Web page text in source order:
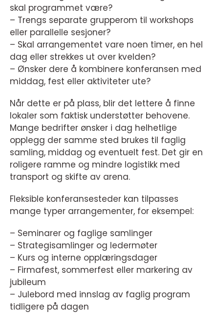
skal programmet være?
– Trengs separate grupperom til workshops
eller parallelle sesjoner?
– Skal arrangementet vare noen timer, en hel
dag eller strekkes ut over kvelden?
– Ønsker dere å kombinere konferansen med
middag, fest eller aktiviteter ute?
Når dette er på plass, blir det lettere å finne
lokaler som faktisk understøtter behovene.
Mange bedrifter ønsker i dag helhetlige
opplegg der samme sted brukes til faglig
samling, middag og eventuelt fest. Det gir en
roligere ramme og mindre logistikk med
transport og skifte av arena.
Fleksible konferansesteder kan tilpasses
mange typer arrangementer, for eksempel:
– Seminarer og faglige samlinger
– Strategisamlinger og ledermøter
– Kurs og interne opplæringsdager
– Firmafest, sommerfest eller markering av
jubileum
– Julebord med innslag av faglig program
tidligere på dagen